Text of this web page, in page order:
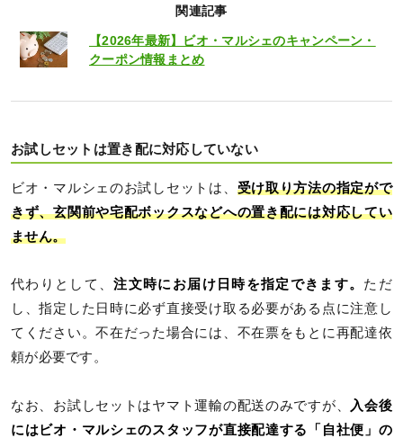
関連記事
【2026年最新】ビオ・マルシェのキャンペーン・
クーポン情報まとめ
お試しセットは置き配に対応していない
ビオ・マルシェのお試しセットは、 受け取り方法の指定がで
きず、玄関前や宅配ボックスなどへの置き配には対応してい
ません。
代わりとして、注文時にお届け日時を指定できます。 ただ
し、指定した日時に必ず直接受け取る必要がある点に注意し
てください。不在だった場合には、不在票をもとに再配達依
頼が必要です。
なお、お試しセットはヤマト運輸の配送のみですが、
入会後
にはビオ・マルシェのスタッフが直接配達する「自社便」の